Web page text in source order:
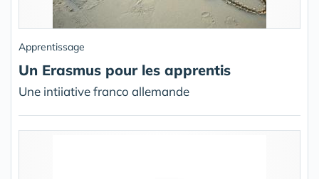
Apprentissage
Un Erasmus pour les apprentis
Une intiiative franco allemande